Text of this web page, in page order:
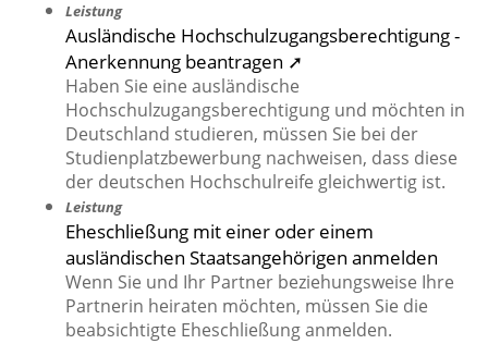
Leistung
Ausländische Hochschulzugangsberechtigung -
Anerkennung beantragen ➚
Haben Sie eine ausländische
Hochschulzugangsberechtigung und möchten in
Deutschland studieren, müssen Sie bei der
Studienplatzbewerbung nachweisen, dass diese
der deutschen Hochschulreife gleichwertig ist.
Leistung
Eheschließung mit einer oder einem
ausländischen Staatsangehörigen anmelden
Wenn Sie und Ihr Partner beziehungsweise Ihre
Partnerin heiraten möchten, müssen Sie die
beabsichtigte Eheschließung anmelden.